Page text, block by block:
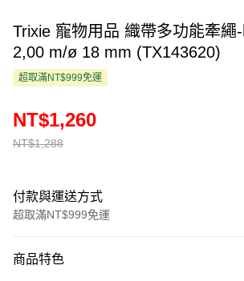
Trixie 寵物用品 織帶多功能牽繩
2,00 m/ø 18 mm (TX143620)
超取滿NT$999免運
NT$1,288
NT$1,260
付款與運送方式
超取滿NT$999免運
信用卡一次付款
商品特色